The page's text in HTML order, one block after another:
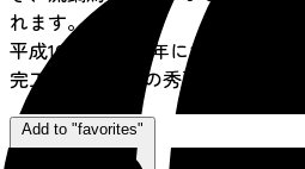
れます。
平成16年秋、約5年にわたる社殿の
完工。創建当時の秀麗な威容が甦
Add to "favorites"